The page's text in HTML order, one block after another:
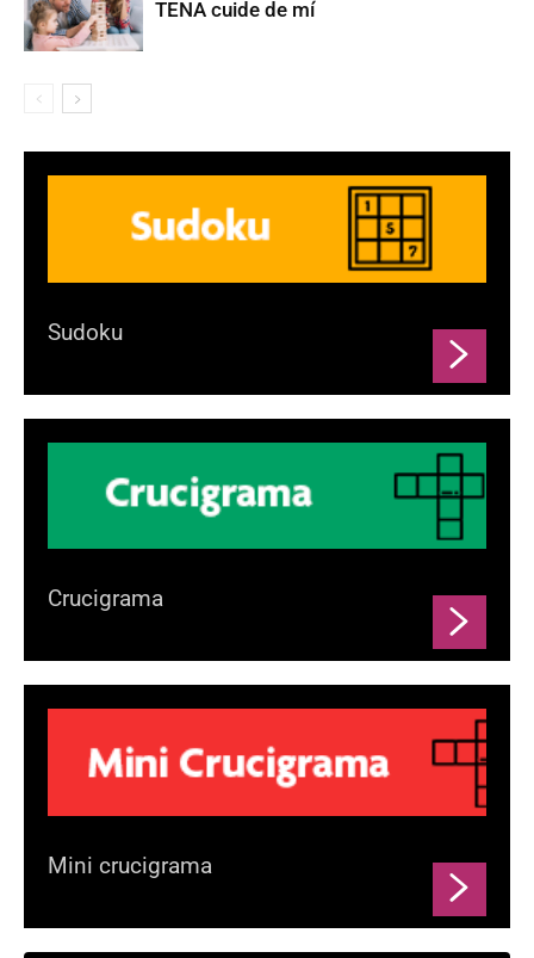
TENA cuide de mí
Sudoku
Crucigrama
Mini crucigrama